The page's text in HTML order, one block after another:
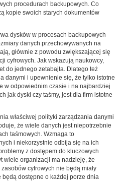
procedurach backupowych. Co
kopie swoich starych dokumentów
dysków w procesach backupowych
danych przechowywanych na
głównie z powodu zwiększającej się
cyfrowych. Jak wskazują naukowcy,
do jednego zetabajta. Dlatego też
danymi i upewnienie się, że tylko istotne
w odpowiednim czasie i na najbardziej
jak dyski czy taśmy, jest dla firm istotne
właściwej polityki zarządzania danymi
że wiele danych jest niepotrzebnie
taśmowych. Wzmaga to
i niekorzystnie odbija się na ich
z dostępem do kluczowych
wiele organizacji ma nadzieję, że
cyfrowych nie będą miały
będą dostępne o każdej porze dnia